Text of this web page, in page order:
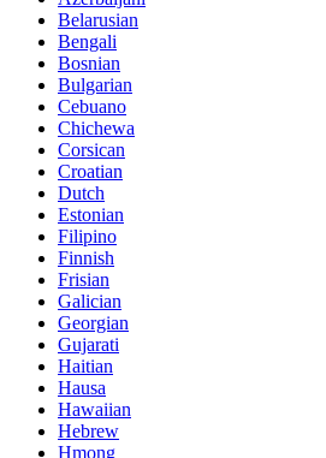
Belarusian
Bengali
Bosnian
Bulgarian
Cebuano
Chichewa
Corsican
Croatian
Dutch
Estonian
Filipino
Finnish
Frisian
Galician
Georgian
Gujarati
Haitian
Hausa
Hawaiian
Hebrew
Hmong